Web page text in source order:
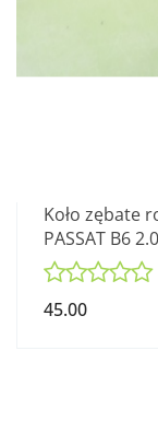
Koło zębate
PASSAT B6
45.00